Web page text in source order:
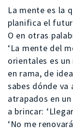
La mente es la
planifica el
O en otras
‘La mente del
orientales es
en rama, de
sabes dónde va
atrapados en
a brincar:
‘No me